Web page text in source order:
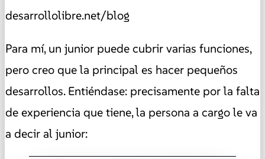
desarrollolibre.net/blog
Para mí, un junior puede cubrir varias funciones,
pero creo que la principal es hacer pequeños
desarrollos. Entiéndase: precisamente por la falta
de experiencia que tiene, la persona a cargo le va
a decir al junior: